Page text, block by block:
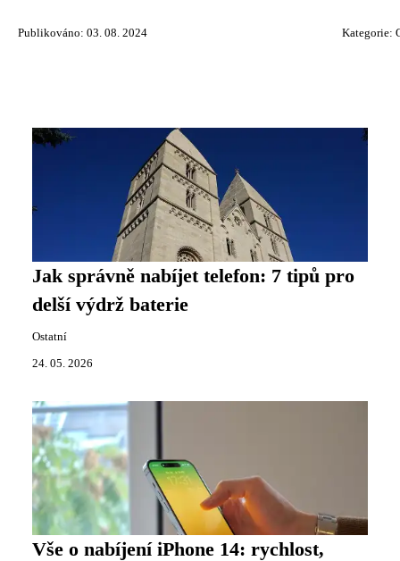
Publikováno: 03. 08. 2024 Kategorie:
Jak správně nabíjet telefon: 7 tipů pro
delší výdrž baterie
Ostatní
24. 05. 2026
Vše o nabíjení iPhone 14: rychlost,